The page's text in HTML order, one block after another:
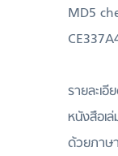
MD5
รายละเอี
หนังสือเ
ด้วยภาษ